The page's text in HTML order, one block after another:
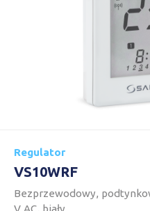
Regulator
VS10WRF
Bezprzewodowy,
V AC, biały